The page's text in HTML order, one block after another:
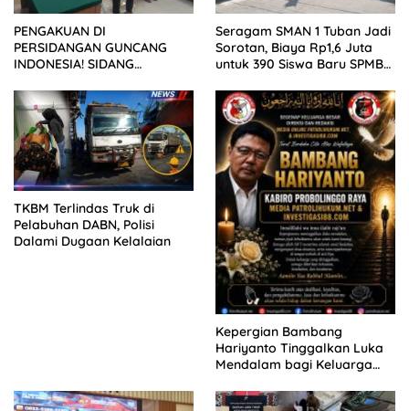
PENGAKUAN DI
PERSIDANGAN GUNCANG
INDONESIA! SIDANG
KELUARGA KORBAN
MENGAMUK DI PN MALANG
Seragam SMAN 1 Tuban Jadi
Sorotan, Biaya Rp1,6 Juta
untuk 390 Siswa Baru SPMB
TKBM Terlindas Truk di
Pelabuhan DABN, Polisi
Dalami Dugaan Kelalaian
Kepergian Bambang
Hariyanto Tinggalkan Luka
Mendalam bagi Keluarga